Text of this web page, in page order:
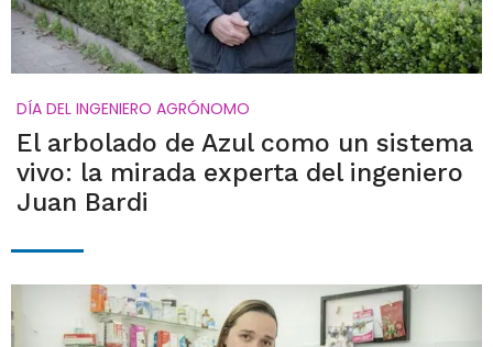
DÍA DEL INGENIERO AGRÓNOMO
El arbolado de Azul como un sistema
vivo: la mirada experta del ingeniero
Juan Bardi